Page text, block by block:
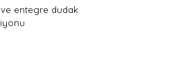
ve entegre dudak